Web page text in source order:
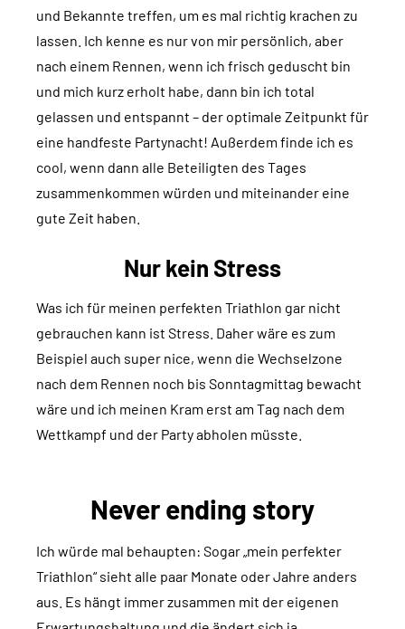
und Bekannte treffen, um es mal richtig krachen zu
lassen. Ich kenne es nur von mir persönlich, aber
nach einem Rennen, wenn ich frisch geduscht bin
und mich kurz erholt habe, dann bin ich total
gelassen und entspannt – der optimale Zeitpunkt für
eine handfeste Partynacht! Außerdem finde ich es
cool, wenn dann alle Beteiligten des Tages
zusammenkommen würden und miteinander eine
gute Zeit haben.
Nur kein Stress
Was ich für meinen perfekten Triathlon gar nicht
gebrauchen kann ist Stress. Daher wäre es zum
Beispiel auch super nice, wenn die Wechselzone
nach dem Rennen noch bis Sonntagmittag bewacht
wäre und ich meinen Kram erst am Tag nach dem
Wettkampf und der Party abholen müsste.
Never ending story
Ich würde mal behaupten: Sogar „mein perfekter
Triathlon“ sieht alle paar Monate oder Jahre anders
aus. Es hängt immer zusammen mit der eigenen